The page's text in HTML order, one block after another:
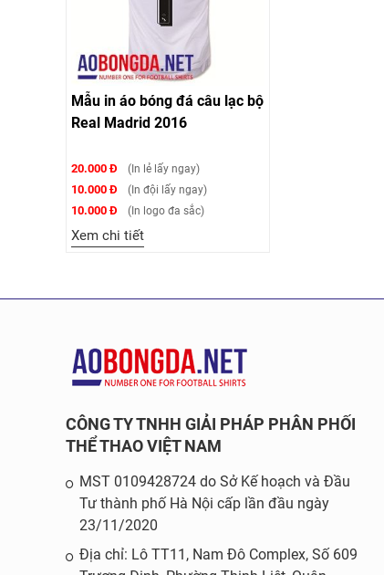
Mẫu in áo bóng đá câu lạc bộ
Real Madrid 2016
20.000 Đ (In lẻ lấy ngay)
10.000 Đ (In đội lấy ngay)
10.000 Đ (In logo đa sắc)
Xem chi tiết
CÔNG TY TNHH GIẢI PHÁP PHÂN PHỐI
THỂ THAO VIỆT NAM
MST 0109428724 do Sở Kế hoạch và Đầu
Tư thành phố Hà Nội cấp lần đầu ngày
23/11/2020
Địa chỉ: Lô TT11, Nam Đô Complex, Số 609